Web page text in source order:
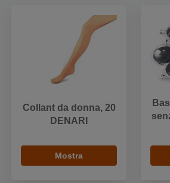
Collant da donna, 20
DENARI
Mostra